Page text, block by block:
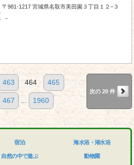
〒981-1217 宮城県名取市美田園３丁目１２−３
－
463 464 465
467 ... 1960
次の 20 件
宿泊
自然の中で遊ぶ
海水浴・湖水浴
動物園